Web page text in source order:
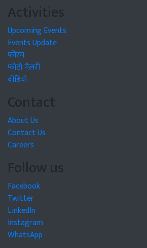
Activities
Upcoming Events
Events Update
फोरम
फोटो गैलरी
वीडियो
Contact
About Us
Contact Us
Careers
Follow us
Facebook
Twitter
LinkedIn
Instagram
WhatsApp